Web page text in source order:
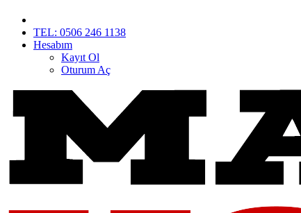
TEL: 0506 246 1138
Hesabım
Kayıt Ol
Oturum Aç